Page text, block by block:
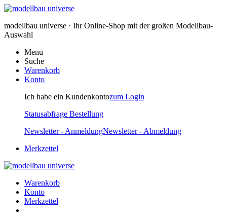
modellbau universe · Ihr Online-Shop mit der großen Modellbau-
Auswahl
Menu
Suche
Warenkorb
Konto
Ich habe ein Kundenkontozum Login
Statusabfrage Bestellung
Newsletter - AnmeldungNewsletter - Abmeldung
Merkzettel
Warenkorb
Konto
Merkzettel